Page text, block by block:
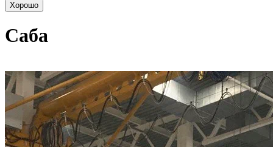
Хорошо
Саба